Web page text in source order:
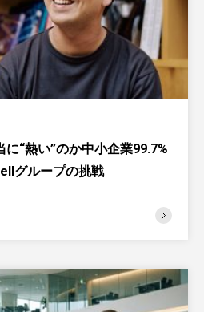
に“熱い”のか中小企業99.7%
グループの挑戦